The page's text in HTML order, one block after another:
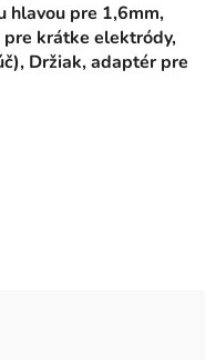
hlavou pre 1,6mm,
krátke elektródy,
Držiak, adaptér pre